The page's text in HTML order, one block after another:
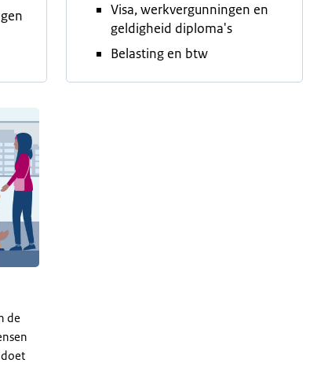
Visa, werkvergunningen en
geldigheid diploma's
Belasting en btw
de